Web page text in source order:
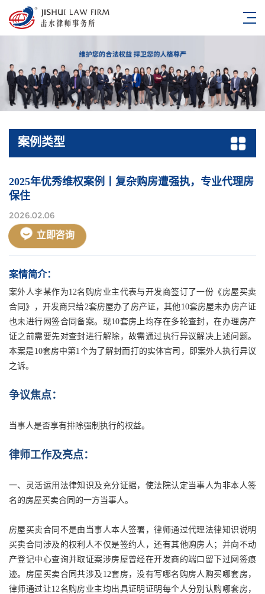
案例类型
2025年优秀维权案例丨复杂购房遭强执，专业代理房
保住
2026.02.06
立即咨询
案情简介：
案外人李某作为12名购房业主代表与开发商签订了一份《房屋买卖
合同》，开发商只给2套房屋办了房产证，其他10套房屋未办房产证
也未进行网签合同备案。现10套房上均存在多轮查封，在办理房产
证之前需要先对查封进行解除，故需通过执行异议解决上述问题。
本案是10套房中第1个为了解封而打的实体官司，即案外人执行异议
之诉。
争议焦点：
当事人是否享有排除强制执行的权益。
律师工作及亮点：
一、灵活运用法律知识及充分证据，使法院认定当事人为非本人签
名的房屋买卖合同的一方当事人。
房屋买卖合同不是由当事人本人签署，律师通过代理法律知识说明
买卖合同涉及的权利人不仅是签约人，还有其他购房人；并向不动
产登记中心查询并取证案涉房屋曾经在开发商的端口留下过网签痕
迹。房屋买卖合同共涉及12套房，没有写哪名购房人购买哪套房，
律师通过让12名购房业主均出具证明证明每个人分别认购哪套房，